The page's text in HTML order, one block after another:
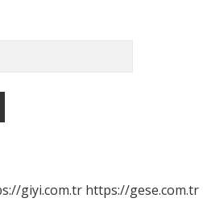
giyi.com.tr https://gese.com.tr